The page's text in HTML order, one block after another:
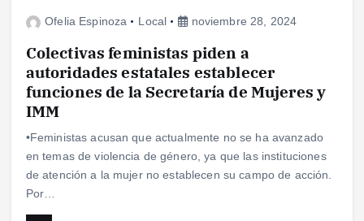
Ofelia Espinoza Local noviembre 28, 2024
Colectivas feministas piden a
autoridades estatales establecer
funciones de la Secretaría de Mujeres y
IMM
•Feministas acusan que actualmente no se ha avanzado
en temas de violencia de género, ya que las instituciones
de atención a la mujer no establecen su campo de acción.
Por…